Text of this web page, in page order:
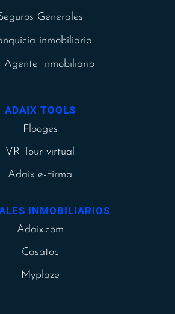
Generales
inmobiliaria
Agente Inmobiliario
ADAIX TOOLS
Flooges
VR Tour virtual
Adaix e-Firma
INMOBILIARIOS
Adaix.com
Casatoc
Myplaze